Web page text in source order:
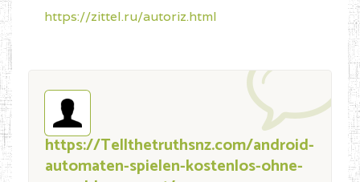
https://zittel.ru/autoriz.html
https://Tellthetruthsnz.com/android-
automaten-spielen-kostenlos-ohne-